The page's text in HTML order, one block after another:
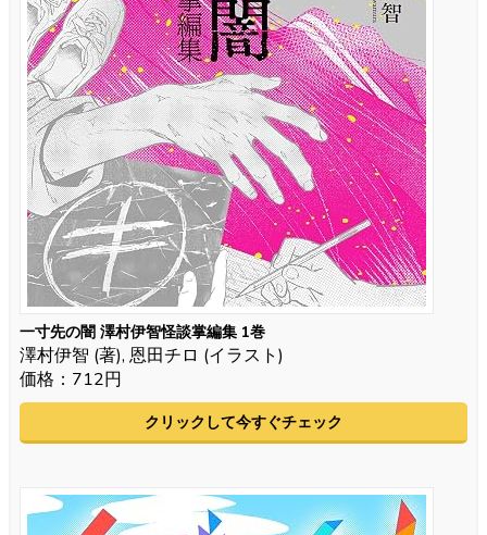
一寸先の闇 澤村伊智怪談掌編集 1巻
澤村伊智 (著), 恩田チロ (イラスト)
価格：712円
クリックして今すぐチェック